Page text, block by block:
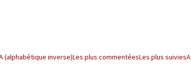
(alphabétique inverse)Les plus commentéesLes plus suivies